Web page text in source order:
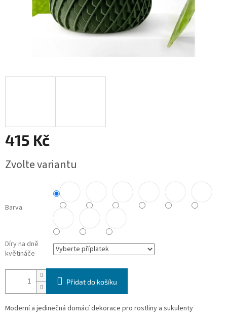
415 Kč
cena:
Zvolte variantu
Barva
Díry na dně
květináče
Přidat do košíku
Moderní a jedinečná domácí dekorace pro rostliny a sukulenty